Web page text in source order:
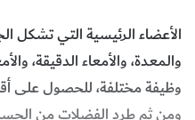
الأعضاء الرئيسية التي تشكل
والمعدة، والأمعاء الدقيقة،
وظيفة مختلفة، للحصول على
ومن ثم طرد الفضلات من الجسم